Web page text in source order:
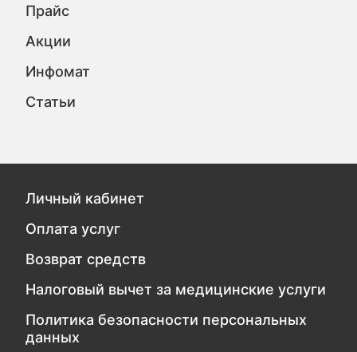
Прайс
Акции
Инфомат
Статьи
Личный кабинет
Оплата услуг
Возврат средств
Налоговый вычет за медицинские услуги
Политика безопасности персональных
данных